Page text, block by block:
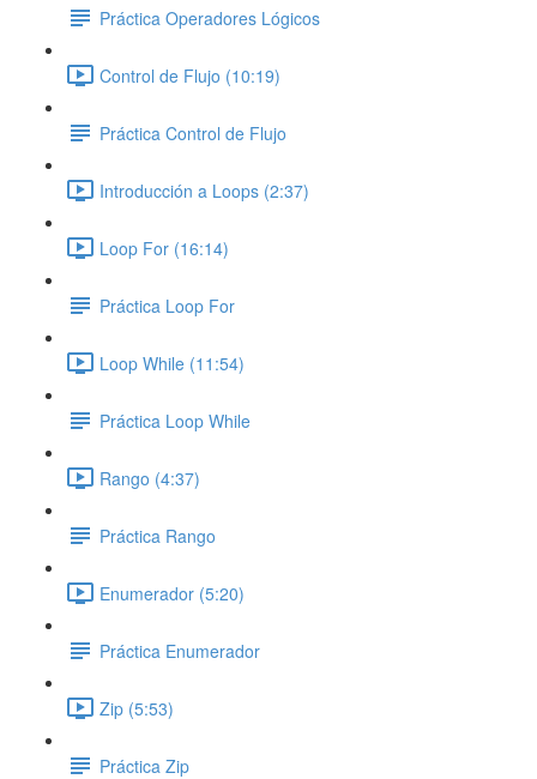
Práctica Operadores Lógicos
Control de Flujo (10:19)
Práctica Control de Flujo
Introducción a Loops (2:37)
Loop For (16:14)
Práctica Loop For
Loop While (11:54)
Práctica Loop While
Rango (4:37)
Práctica Rango
Enumerador (5:20)
Práctica Enumerador
Zip (5:53)
Práctica Zip